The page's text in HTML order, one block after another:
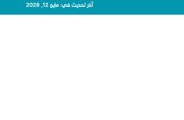
آخر تحديث في: مايو 12, 2026